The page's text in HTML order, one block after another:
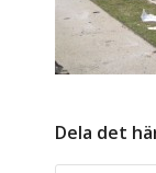
Dela det